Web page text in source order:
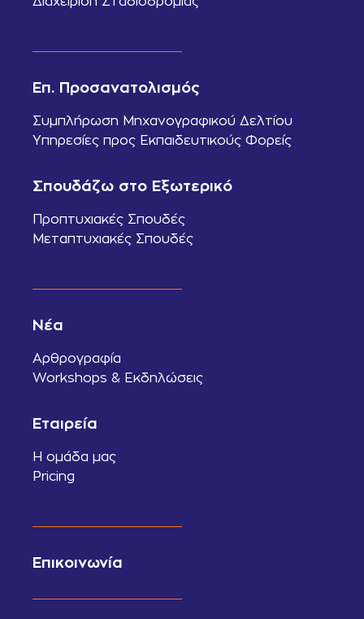
Επ. Προσανατολισμός
Συμπλήρωση Μηχανογραφικού Δελτίου
Υπηρεσίες προς Εκπαιδευτικούς Φορείς
Σπουδάζω στο Εξωτερικό
Προπτυχιακές Σπουδές
Μεταπτυχιακές Σπουδές
Νέα
Αρθρογραφία
Workshops & Εκδηλώσεις
Εταιρεία
Η ομάδα μας
Pricing
Επικοινωνία